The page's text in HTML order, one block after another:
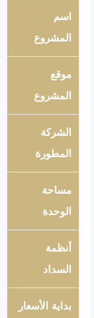
اسم
المشروع
موقع
المشروع
الشركة
المطورة
مساحة
الوحدة
أنظمة
السداد
بداية الأسعار